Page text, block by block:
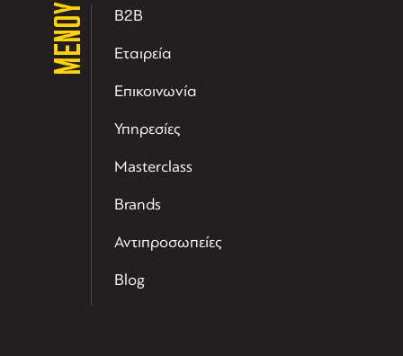
ΜΕΝΟΥ B2B
Εταιρεία
Επικοινωνία
Υπηρεσίες
Masterclass
Brands
Αντιπροσωπείες
Blog